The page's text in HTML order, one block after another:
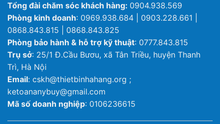
Tổng đài chăm sóc khách hàng: 0904.938.569
Phòng kinh doanh: 0969.938.684 | 0903.228.661 |
0868.843.815 | 0868.843.825
Phòng bảo hành & hỗ trợ kỹ thuật: 0777.843.815
Trụ sở: 25/1 Đ.Cầu Bươu, xã Tân Triều, huyện Thanh
Trì, Hà Nội
Email: cskh@thietbinhahang.org ;
ketoananybuy@gmail.com
Mã số doanh nghiệp: 0106236615